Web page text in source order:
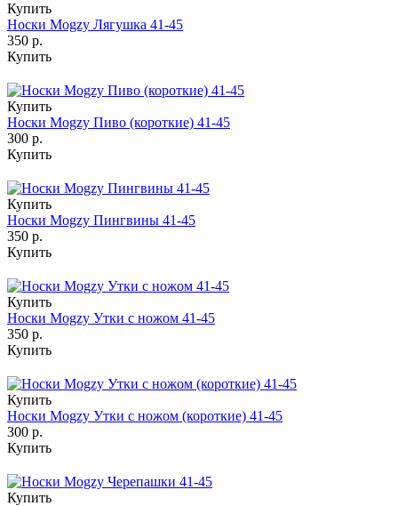
Купить
Носки Mogzy Лягушка 41-45
350 р.
Купить
Купить
Носки Mogzy Пиво (короткие) 41-45
300 р.
Купить
Купить
Носки Mogzy Пингвины 41-45
350 р.
Купить
Купить
Носки Mogzy Утки с ножом 41-45
350 р.
Купить
Купить
Носки Mogzy Утки с ножом (короткие) 41-45
300 р.
Купить
Купить